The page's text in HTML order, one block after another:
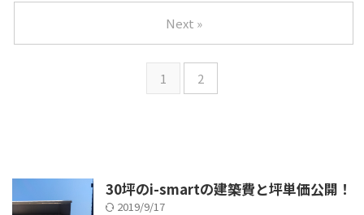
1 2
Next »
30坪のi-smartの建築費と坪単価公開！
2019/9/17